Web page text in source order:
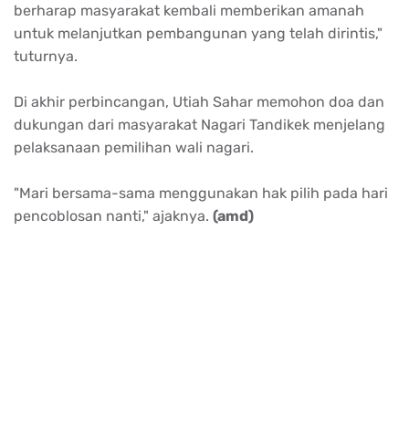
berharap masyarakat kembali memberikan amanah
untuk melanjutkan pembangunan yang telah dirintis,"
tuturnya.
Di akhir perbincangan, Utiah Sahar memohon doa dan
dukungan dari masyarakat Nagari Tandikek menjelang
pelaksanaan pemilihan wali nagari.
"Mari bersama-sama menggunakan hak pilih pada hari
pencoblosan nanti," ajaknya. (amd)